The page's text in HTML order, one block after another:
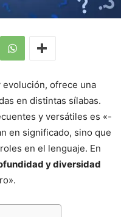
evolución, ofrece una
en distintas sílabas.
y versátiles es «-
en significado, sino que
en el lenguaje. En
y diversidad